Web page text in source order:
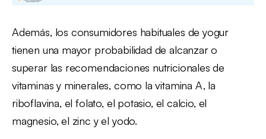
Además, los consumidores habituales de yogur
tienen una mayor probabilidad de alcanzar o
superar las recomendaciones nutricionales de
vitaminas y minerales, como la vitamina A, la
riboflavina, el folato, el potasio, el calcio, el
magnesio, el zinc y el yodo.